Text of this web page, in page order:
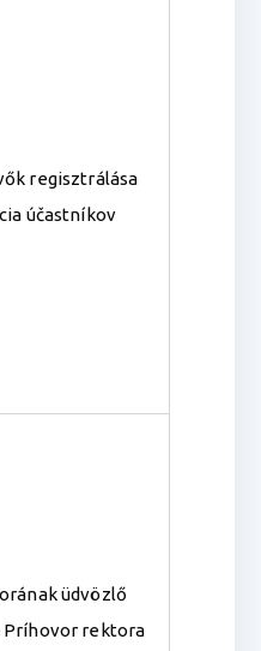
regisztrálása
účastníkov
üdvözlő
Príhovor rektora